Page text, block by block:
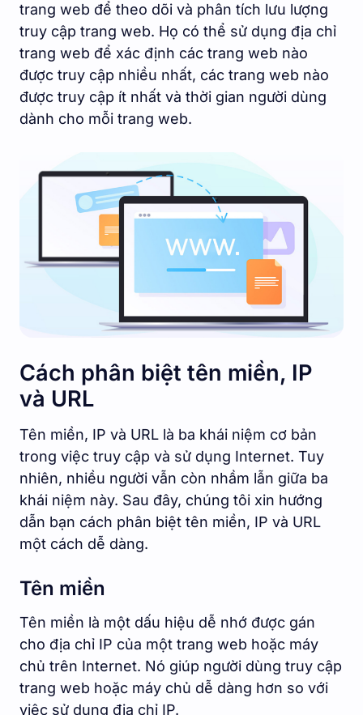
trang web để theo dõi và phân tích lưu lượng
truy cập trang web. Họ có thể sử dụng địa chỉ
trang web để xác định các trang web nào
được truy cập nhiều nhất, các trang web nào
được truy cập ít nhất và thời gian người dùng
dành cho mỗi trang web.
Cách phân biệt tên miền, IP
và URL
Tên miền, IP và URL là ba khái niệm cơ bản
trong việc truy cập và sử dụng Internet. Tuy
nhiên, nhiều người vẫn còn nhầm lẫn giữa ba
khái niệm này. Sau đây, chúng tôi xin hướng
dẫn bạn cách phân biệt tên miền, IP và URL
một cách dễ dàng.
Tên miền
Tên miền là một dấu hiệu dễ nhớ được gán
cho địa chỉ IP của một trang web hoặc máy
chủ trên Internet. Nó giúp người dùng truy cập
trang web hoặc máy chủ dễ dàng hơn so với
việc sử dụng địa chỉ IP.